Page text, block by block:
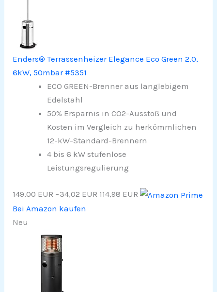
Enders® Terrassenheizer Elegance Eco Green 2.0,
6kW, 50mbar #5351
ECO GREEN-Brenner aus langlebigem
Edelstahl​
50% Ersparnis in CO2-Ausstoß und
Kosten im Vergleich zu herkömmlichen
12-kW-Standard-Brennern​
4 bis 6 kW stufenlose
Leistungsregulierung
149,00 EUR −34,02 EUR 114,98 EUR
Bei Amazon kaufen
Neu